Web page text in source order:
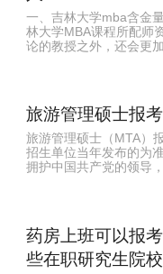
一、吉林大学mba含金
林大学MBA课程所配师
论的教授之外，还会更加
旅游管理硕士报
旅游管理硕士（MTA）
招生单位当年发布的为
拥护中国共产党的领导
药房上班可以报
些在职研究生院